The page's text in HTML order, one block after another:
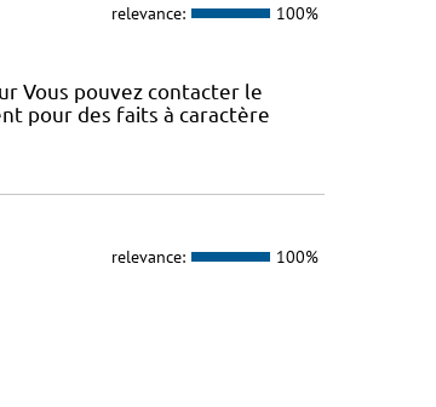
relevance: 100%
Vous pouvez contacter le
pour des faits à caractère
relevance: 100%